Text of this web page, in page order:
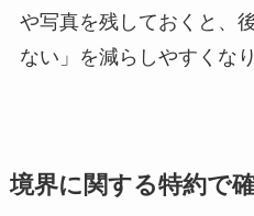
や写真を残しておくと、
ない」を減らしやすくなり
境界に関する特約で